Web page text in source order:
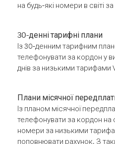
на будь-які номери в світі
30-денні тарифні плани
Із 30-денним тарифним
телефонувати за кордон у
днів за низькими тарифами
Плани місячної
Із планом місячної
телефонувати за кордон на
номери за низькими
поповнювати рахунок. З